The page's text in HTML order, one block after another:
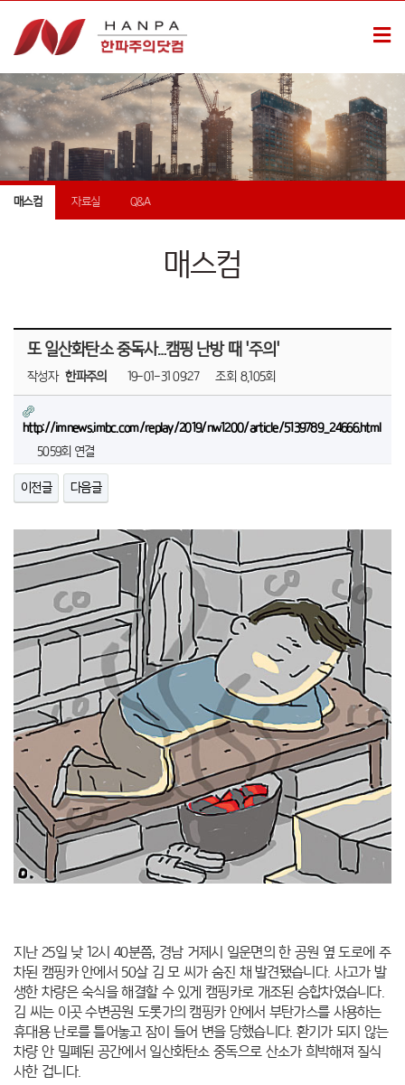
매스컴 자료실 Q&A
매스컴
또 일산화탄소 중독사…캠핑 난방 때 '주의'
작성자 한파주의 19-01-31 09:27 조회 8,105회
http://imnews.imbc.com/replay/2019/nw1200/article/5139789_24666.html
5059회 연결
이전글 다음글
지난 25일 낮 12시 40분쯤, 경남 거제시 일운면의 한 공원 옆 도로에 주
차된 캠핑카 안에서 50살 김 모 씨가 숨진 채 발견됐습니다. 사고가 발
생한 차량은 숙식을 해결할 수 있게 캠핑카로 개조된 승합차였습니다.
김 씨는 이곳 수변공원 도롯가의 캠핑카 안에서 부탄가스를 사용하는
휴대용 난로를 틀어놓고 잠이 들어 변을 당했습니다. 환기가 되지 않는
차량 안 밀폐된 공간에서 일산화탄소 중독으로 산소가 희박해져 질식
사한 겁니다.